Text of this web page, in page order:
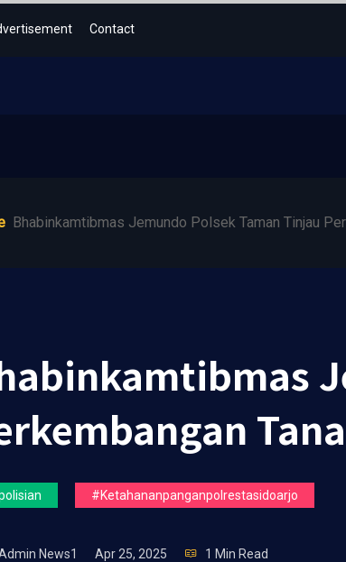
Contact
Bhabinkamtibmas Jemundo Polsek Taman Tinjau
#ketahananpanganpolrestasidoarjo
News1 Apr 25, 2025 1 Min Read